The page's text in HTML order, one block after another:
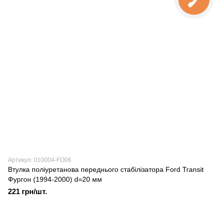
Артикул: 010004-FO06
Втулка поліуретанова переднього стабілізатора Ford Transit
Фургон (1994-2000) d=20 мм
221 грн/шт.